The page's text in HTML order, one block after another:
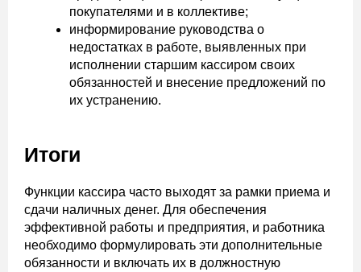
покупателями и в коллективе;
информирование руководства о
недостатках в работе, выявленных при
исполнении старшим кассиром своих
обязанностей и внесение предложений по
их устранению.
Итоги
Функции кассира часто выходят за рамки приема и
сдачи наличных денег. Для обеспечения
эффективной работы и предприятия, и работника
необходимо формулировать эти дополнительные
обязанности и включать их в должностную